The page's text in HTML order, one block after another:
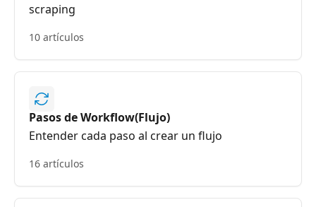
scraping
10 artículos
Pasos de Workflow(Flujo)
Entender cada paso al crear un flujo
16 artículos